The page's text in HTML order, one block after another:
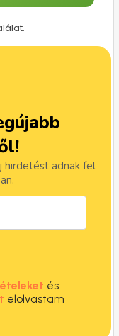
hirdetést adnak fel
és
elolvastam